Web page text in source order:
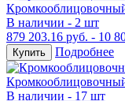
В наличии - 2 шт
879 203.16 руб. - 10
Купить Подробнее
В наличии - 17 шт